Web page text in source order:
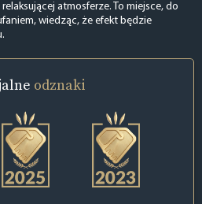
atmosferze. To miejsce, do
wiedząc, że efekt będzie
odznaki